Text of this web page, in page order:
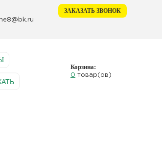
ЗАКАЗАТЬ ЗВОНОК
Корзина:
0 товар(ов)